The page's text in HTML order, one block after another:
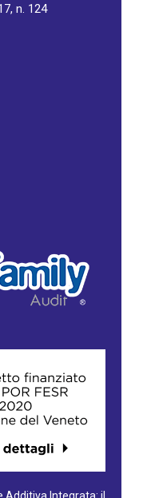
n. 124
Additiva Integrata: il